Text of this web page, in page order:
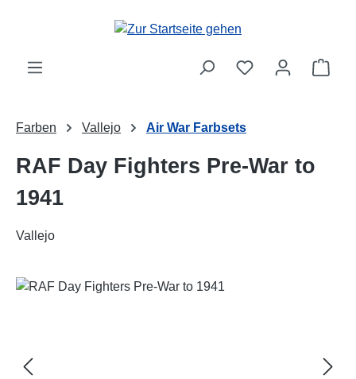
Zum Hauptinhalt springen
Farben Vallejo Air War Farbsets
RAF Day Fighters Pre-War to
1941
Vallejo
Bildergalerie überspringen